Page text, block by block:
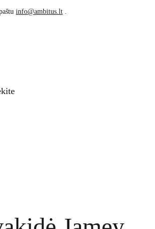
info@ambitus.lt .